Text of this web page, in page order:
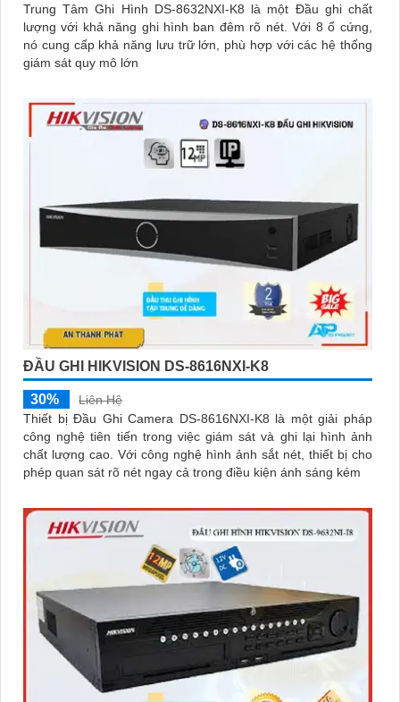
Trung Tâm Ghi Hình DS-8632NXI-K8 là một Đầu ghi chất
lượng với khả năng ghi hình ban đêm rõ nét. Với 8 ổ cứng,
nó cung cấp khả năng lưu trữ lớn, phù hợp với các hệ thống
giám sát quy mô lớn
ĐẦU GHI HIKVISION DS-8616NXI-K8
30%
Liên Hệ
Thiết bị Đầu Ghi Camera DS-8616NXI-K8 là một giải pháp
công nghệ tiên tiến trong việc giám sát và ghi lại hình ảnh
chất lượng cao. Với công nghệ hình ảnh sắt nét, thiết bị cho
phép quan sát rõ nét ngay cả trong điều kiện ánh sáng kém